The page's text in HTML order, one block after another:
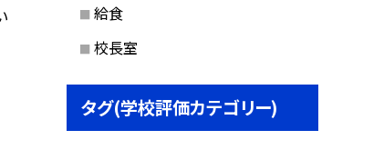
給食
校長室
タグ(学校評価カテゴリー)